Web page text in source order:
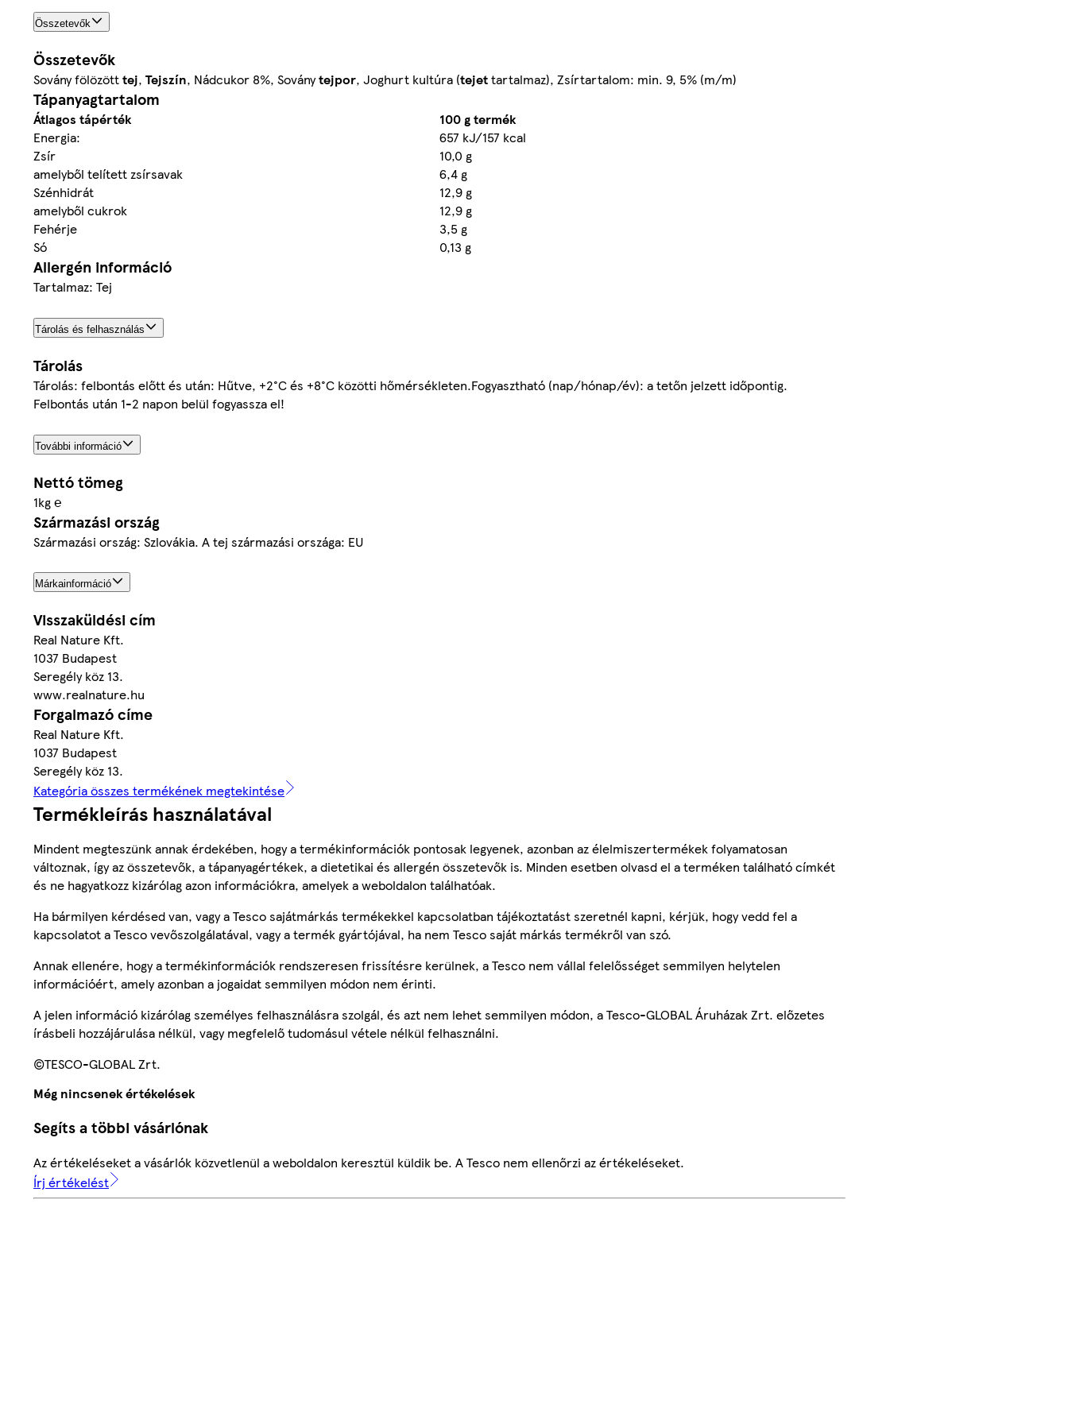
Összetevők
Összetevők
Sovány fölözötttej, Tejszín, Nádcukor 8%, Soványtejpor, Joghurt kultúra (tejettartalmaz), Zsírtartalom: min. 9, 5% (m/m)
Tápanyagtartalom
Átlagos tápérték
100 g termék
Energia:
657 kJ/157 kcal
Zsír
10,0 g
amelyből telített zsírsavak
6,4 g
Szénhidrát
12,9 g
amelyből cukrok
12,9 g
Fehérje
3,5 g
Só
0,13 g
Allergén információ
Tartalmaz: Tej
Tárolás és felhasználás
Tárolás
Tárolás: felbontás előtt és után: Hűtve, +2°C és +8°C közötti hőmérsékleten.Fogyasztható (nap/hónap/év): a tetőn jelzett időpontig.
Felbontás után 1-2 napon belül fogyassza el!
További információ
Nettó tömeg
1kg ℮
Származási ország
Származási ország: Szlovákia. A tej származási országa: EU
Márkainformáció
Visszaküldési cím
Real Nature Kft.
1037 Budapest
Seregély köz 13.
www.realnature.hu
Forgalmazó címe
Real Nature Kft.
1037 Budapest
Seregély köz 13.
Kategória összes termékének megtekintése
Termékleírás használatával
Mindent megteszünk annak érdekében, hogy a termékinformációk pontosak legyenek, azonban az élelmiszertermékek folyamatosan
változnak, így az összetevők, a tápanyagértékek, a dietetikai és allergén összetevők is. Minden esetben olvasd el a terméken található címkét
és ne hagyatkozz kizárólag azon információkra, amelyek a weboldalon találhatóak.
Ha bármilyen kérdésed van, vagy a Tesco sajátmárkás termékekkel kapcsolatban tájékoztatást szeretnél kapni, kérjük, hogy vedd fel a
kapcsolatot a Tesco vevőszolgálatával, vagy a termék gyártójával, ha nem Tesco saját márkás termékről van szó.
Annak ellenére, hogy a termékinformációk rendszeresen frissítésre kerülnek, a Tesco nem vállal felelősséget semmilyen helytelen
információért, amely azonban a jogaidat semmilyen módon nem érinti.
A jelen információ kizárólag személyes felhasználásra szolgál, és azt nem lehet semmilyen módon, a Tesco-GLOBAL Áruházak Zrt. előzetes
írásbeli hozzájárulása nélkül, vagy megfelelő tudomásul vétele nélkül felhasználni.
©TESCO-GLOBAL Zrt.
Még nincsenek értékelések
Segíts a többi vásárlónak
Az értékeléseket a vásárlók közvetlenül a weboldalon keresztül küldik be. A Tesco nem ellenőrzi az értékeléseket.
Írj értékelést